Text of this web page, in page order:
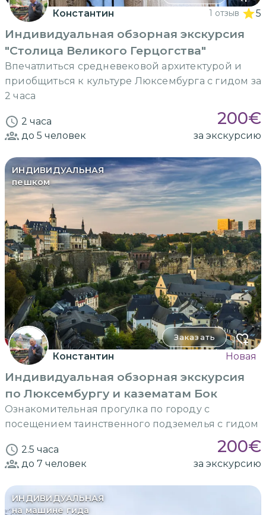
Константин 1 отзыв 5
Индивидуальная обзорная экскурсия
"Столица Великого Герцогства"
Впечатлиться средневековой архитектурой и
приобщиться к культуре Люксембурга с гидом за
2 часа
2 часа 200€
до 5 человек за экскурсию
ИНДИВИДУАЛЬНАЯ
пешком
Заказать
Константин Новая
Индивидуальная обзорная экскурсия
по Люксембургу и казематам Бок
Ознакомительная прогулка по городу с
посещением таинственного подземелья с гидом
2.5 часа 200€
до 7 человек за экскурсию
ИНДИВИДУАЛЬНАЯ
на машине гида